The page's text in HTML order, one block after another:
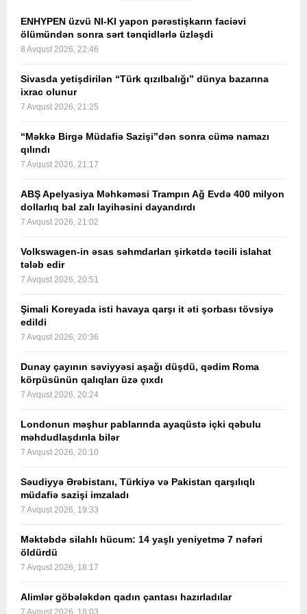
ENHYPEN üzvü NI-KI yapon pərəstişkarın faciəvi
ölümündən sonra sərt tənqidlərlə üzləşdi
8 Avqust 2026, 22:46
Sivasda yetişdirilən “Türk qızılbalığı” dünya bazarına
ixrac olunur
7 Avqust 2026, 21:25
“Məkkə Birgə Müdafiə Sazişi”dən sonra cümə namazı
qılındı
7 Avqust 2026, 21:17
ABŞ Apelyasiya Məhkəməsi Trampın Ağ Evdə 400 milyon
dollarlıq bal zalı layihəsini dayandırdı
7 Avqust 2026, 21:02
Volkswagen-in əsas səhmdarları şirkətdə təcili islahat
tələb edir
7 Avqust 2026, 20:51
Şimali Koreyada isti havaya qarşı it əti şorbası tövsiyə
edildi
7 Avqust 2026, 20:36
Dunay çayının səviyyəsi aşağı düşdü, qədim Roma
körpüsünün qalıqları üzə çıxdı
7 Avqust 2026, 20:24
Londonun məşhur pablarında ayaqüstə içki qəbulu
məhdudlaşdırıla bilər
7 Avqust 2026, 20:10
Səudiyyə Ərəbistanı, Türkiyə və Pakistan qarşılıqlı
müdafiə sazişi imzaladı
7 Avqust 2026, 19:33
Məktəbdə silahlı hücum: 14 yaşlı yeniyetmə 7 nəfəri
öldürdü
7 Avqust 2026, 18:17
Alimlər göbələkdən qadın çantası hazırladılar
7 Avqust 2026, 18:03